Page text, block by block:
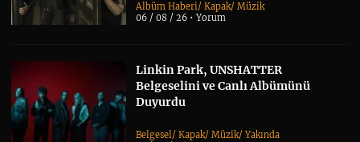
Albüm Haberi/Kapak/Müzik
06 / 08 / 26 •Yorum
Linkin Park, UNSHATTER
Belgeselini ve Canlı Albümünü
Duyurdu
Belgesel /Kapak/Müzik/Yakında